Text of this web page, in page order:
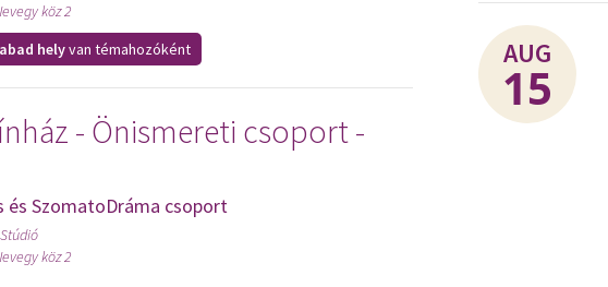
köz 2
helyvan témahozóként
- Önismereti csoport -
és SzomatoDráma csoport
köz 2
AUG
15